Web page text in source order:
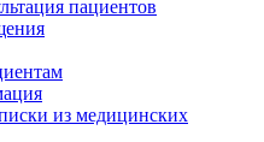
пациентов
из медицинских